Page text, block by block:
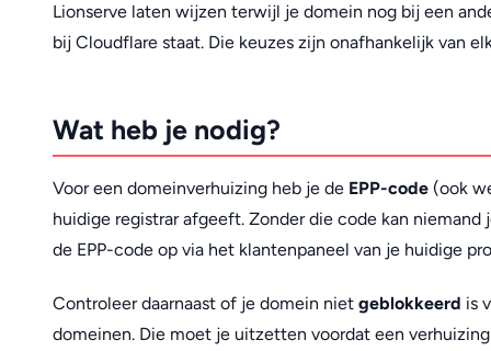
Lionserve laten wijzen terwijl je domein nog bij een
bij Cloudflare staat. Die keuzes zijn onafhankelijk van
Wat heb je nodig?
Voor een domeinverhuizing heb je de EPP-code (ook
huidige registrar afgeeft. Zonder die code kan
de EPP-code op via het klantenpaneel van je huidige
Controleer daarnaast of je domein niet geblokkeerd is
domeinen. Die moet je uitzetten voordat een